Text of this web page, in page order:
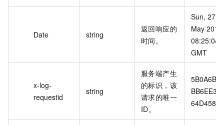
Date string
返回响应的
时间。
Sun, 27
May 2018
08:25:04
GMT
x-log-
requestid
string
服务端产生
的标识，该
请求的唯一
ID。
5B0A6B60
64D458B5